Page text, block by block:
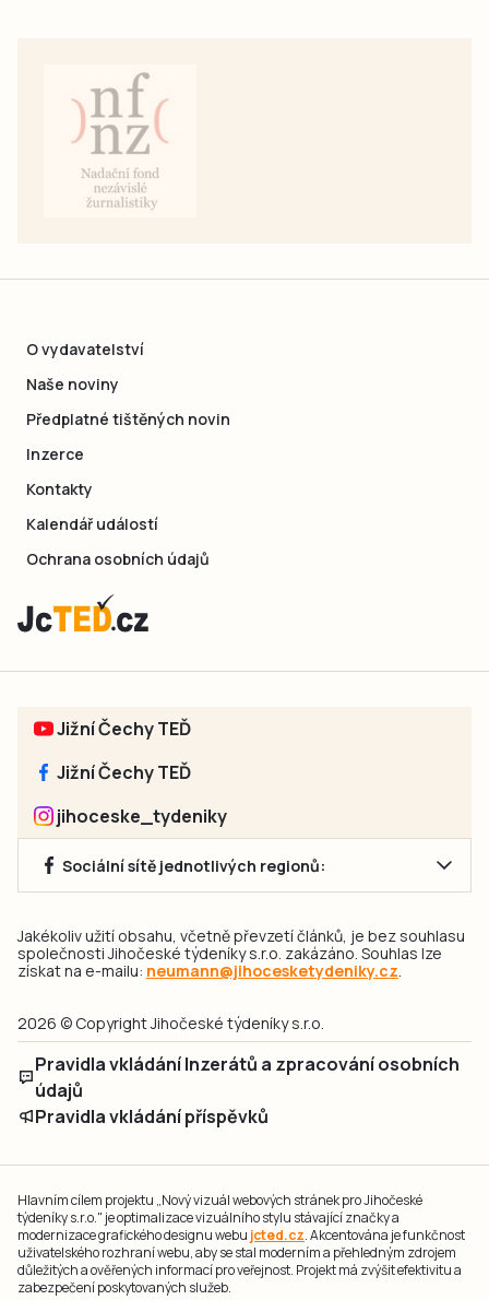
O vydavatelství
Naše noviny
Předplatné tištěných novin
Inzerce
Kontakty
Kalendář událostí
Ochrana osobních údajů
Jižní Čechy TEĎ
Jižní Čechy TEĎ
jihoceske_tydeniky
Sociální sítě jednotlivých regionů:
Jakékoliv užití obsahu, včetně převzetí článků, je bez souhlasu
společnosti Jihočeské týdeníky s.r.o. zakázáno. Souhlas lze
získat na e-mailu: neumann@jihocesketydeniky.cz.
2026 © Copyright Jihočeské týdeníky s.r.o.
Pravidla vkládání Inzerátů a zpracování osobních
údajů
Pravidla vkládání příspěvků
Hlavním cílem projektu „Nový vizuál webových stránek pro Jihočeské
týdeníky s.r.o." je optimalizace vizuálního stylu stávající značky a
modernizace grafického designu webu jcted.cz. Akcentována je funkčnost
uživatelského rozhraní webu, aby se stal moderním a přehledným zdrojem
důležitých a ověřených informací pro veřejnost. Projekt má zvýšit efektivitu a
zabezpečení poskytovaných služeb.